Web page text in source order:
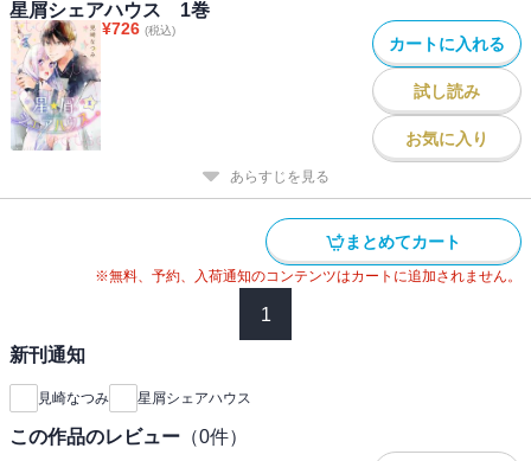
星屑シェアハウス 1巻
¥726 (税込)
カートに入れる
試し読み
お気に入り
あらすじを見る
まとめてカート
※無料、予約、入荷通知のコンテンツはカートに追加されません。
1
新刊通知
見崎なつみ 星屑シェアハウス
この作品のレビュー （0件）